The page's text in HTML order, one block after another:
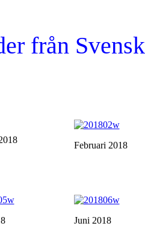
från
Februari 2018
Juni 2018